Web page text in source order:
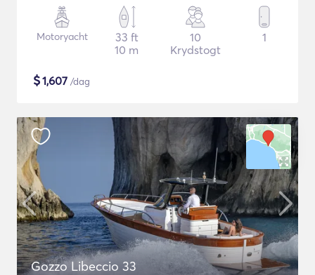
Motoryacht
33 ft
10 m
10
Krydstogt
1
$1,607 /dag
Gozzo Libeccio 33